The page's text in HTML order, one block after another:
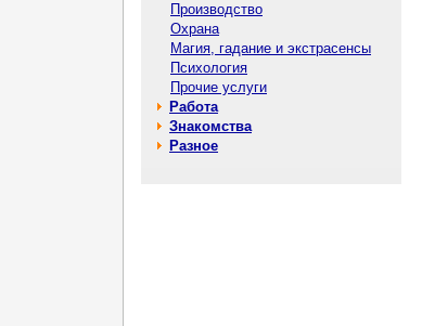
Производство
Охрана
Магия, гадание и экстрасенсы
Психология
Прочие услуги
Работа
Знакомства
Разное